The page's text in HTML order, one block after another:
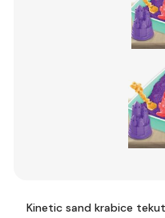
Kinetic sand krabice